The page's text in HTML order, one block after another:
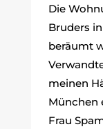
Die
Bruders
beräumt
meinen
München
Frau